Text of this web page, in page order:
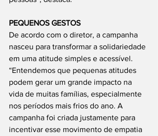
PEQUENOS GESTOS
De acordo com o diretor, a campanha
nasceu para transformar a solidariedade
em uma atitude simples e acessível.
“Entendemos que pequenas atitudes
podem gerar um grande impacto na
vida de muitas famílias, especialmente
nos períodos mais frios do ano. A
campanha foi criada justamente para
incentivar esse movimento de empatia